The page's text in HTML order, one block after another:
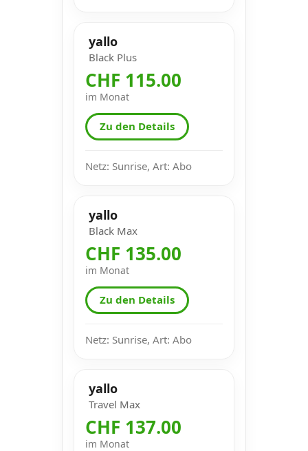
yallo
Black Plus
CHF 115.00
im Monat
Zu den Details
Netz: Sunrise, Art: Abo
yallo
Black Max
CHF 135.00
im Monat
Zu den Details
Netz: Sunrise, Art: Abo
yallo
Travel Max
CHF 137.00
im Monat